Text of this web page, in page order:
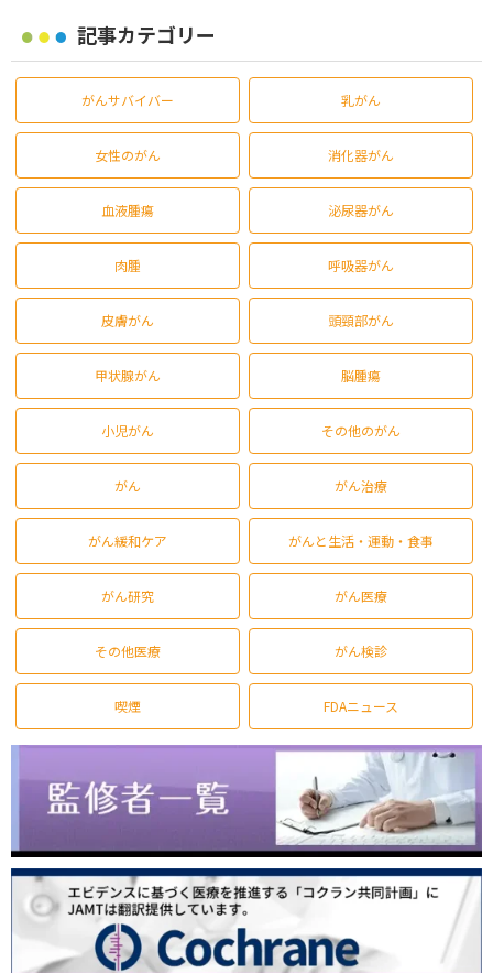
記事カテゴリー
がんサバイバー 乳がん
女性のがん 消化器がん
血液腫瘍 泌尿器がん
肉腫 呼吸器がん
皮膚がん 頭頸部がん
甲状腺がん 脳腫瘍
小児がん その他のがん
がん がん治療
がん緩和ケア がんと生活・運動・食事
がん研究 がん医療
その他医療 がん検診
喫煙 FDAニュース